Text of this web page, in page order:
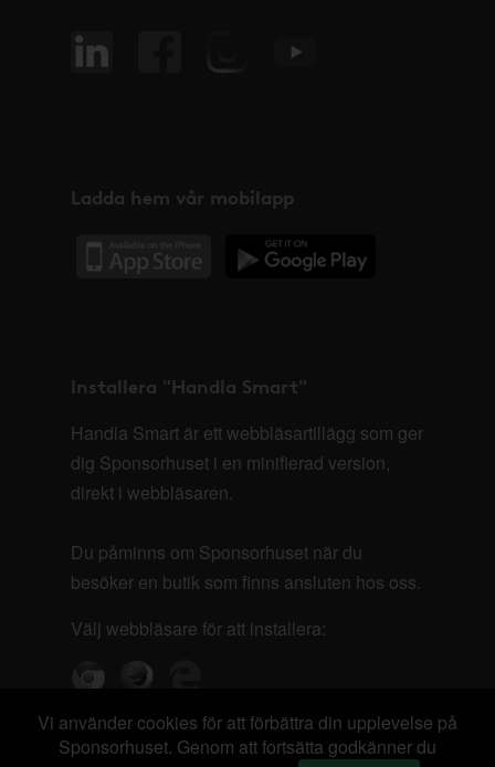
Ladda hem vår mobilapp
Installera "Handla Smart"
Handla Smart är ett webbläsartillägg som ger
dig Sponsorhuset i en minifierad version,
direkt i webbläsaren.
Du påminns om Sponsorhuset när du
besöker en butik som finns ansluten hos oss.
Välj webbläsare för att installera:
Vi använder cookies för att förbättra din upplevelse på
Sponsorhuset. Genom att fortsätta godkänner du